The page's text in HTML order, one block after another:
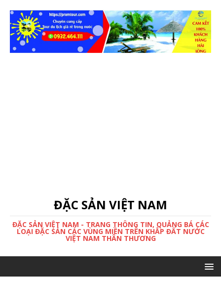
ĐẶC SẢN VIỆT NAM
ĐẶC SẢN VIỆT NAM - TRANG THÔNG TIN, QUẢNG BÁ CÁC
LOẠI ĐẶC SẢN CÁC VÙNG MIỀN TRÊN KHẮP ĐẤT NƯỚC
VIỆT NAM THÂN THƯƠNG